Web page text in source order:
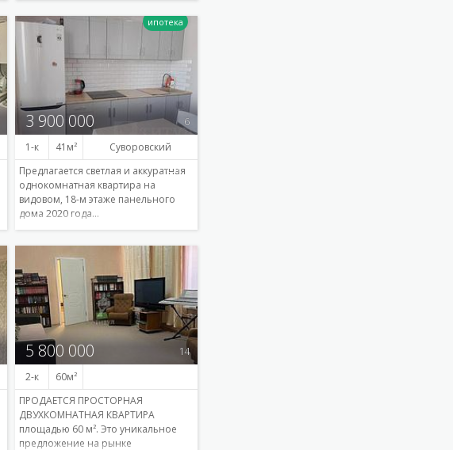
Подробнее
3 900 000 6
1-к 41
Суворовский
Предлагается светлая и аккуратная
однокомнатная квартира на
видовом, 18-м этаже панельного
дома 2020 года…
Подробнее
5 800 000 14
2-к
60
ПРОДАЕТСЯ ПРОСТОРНАЯ
ДВУХКОМНАТНАЯ КВАРТИРА
площадью 60 м². Это уникальное
предложение на рынке